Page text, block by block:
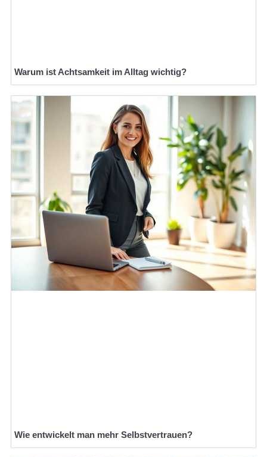
Warum ist Achtsamkeit im Alltag wichtig?
Wie entwickelt man mehr Selbstvertrauen?